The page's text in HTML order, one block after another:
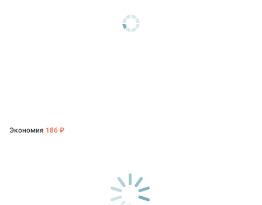
Экономия 186 ₽